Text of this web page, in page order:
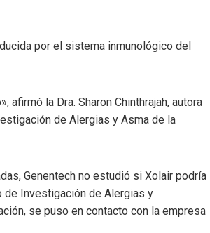
por el sistema inmunológico del
afirmó la Dra. Sharon Chinthrajah, autora
de Alergias y Asma de la
Genentech no estudió si Xolair podría
de Investigación de Alergias y
se puso en contacto con la empresa